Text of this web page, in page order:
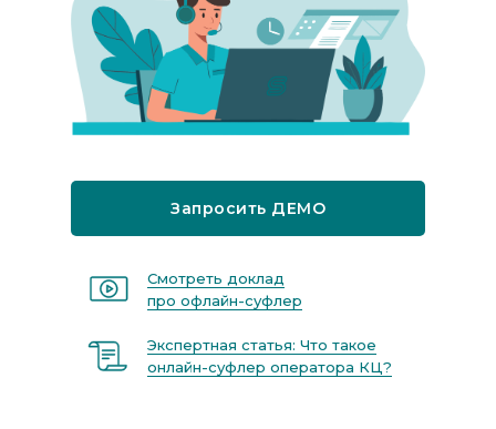
Запросить ДЕМО
Экспертная статья: Что такое
онлайн-суфлер оператора КЦ?
Смотреть доклад
про офлайн-суфлер